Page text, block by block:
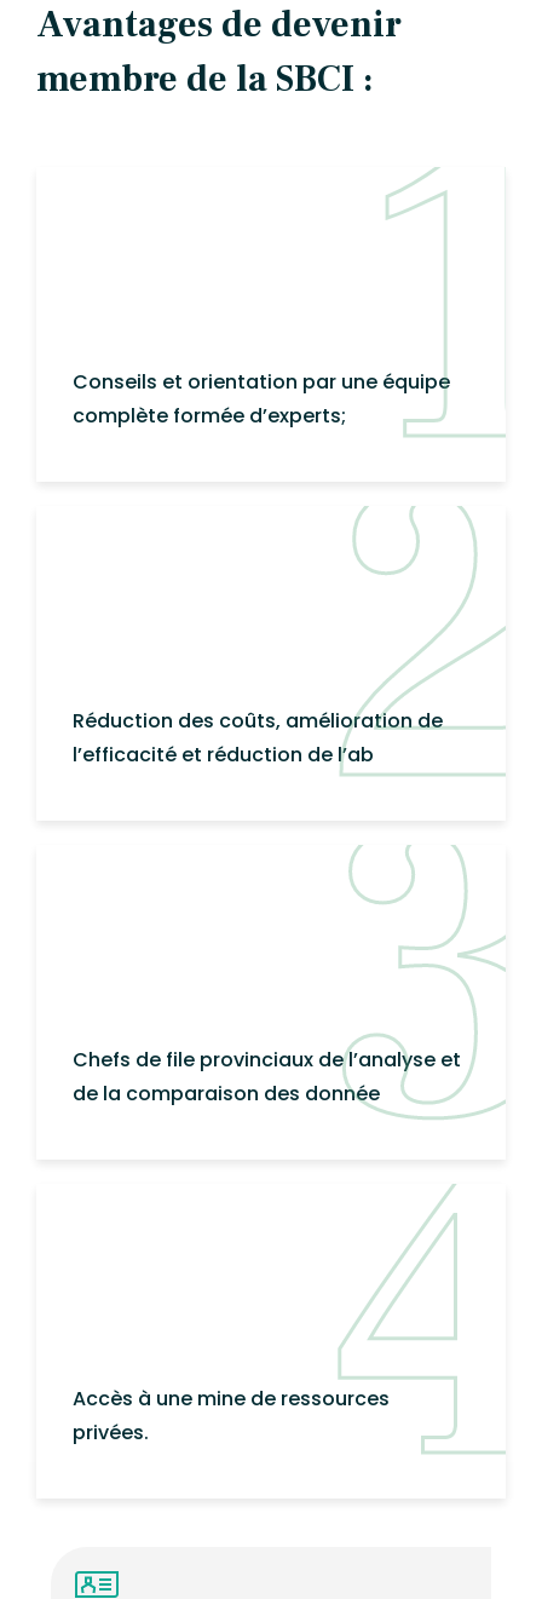
Avantages de devenir
membre de la SBCI :
Conseils et orientation par une équipe
complète formée d’experts;
Réduction des coûts, amélioration de
l’efficacité et réduction de l’ab
Chefs de file provinciaux de l’analyse et
de la comparaison des donnée
Accès à une mine de ressources
privées.